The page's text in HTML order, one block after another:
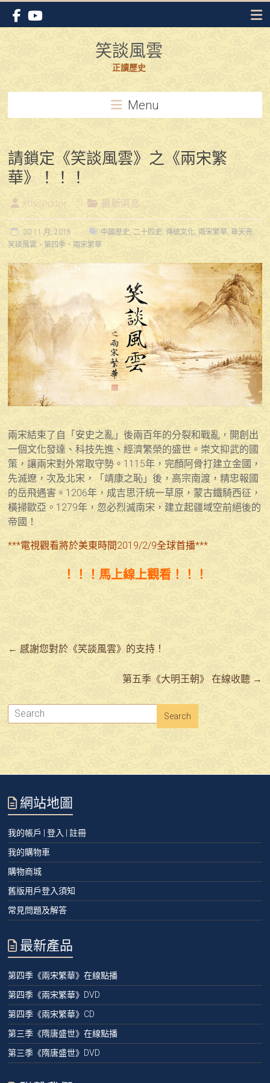
Skip
content
笑談風雲
正讀歷史
Menu
請鎖定《笑談風雲》之《兩宋繁
華》！！！
xtfy_editor 最新消息
30 11 月, 2018 中國歷史,二十四史,傳統文化, 兩宋繁華,章天亮,
笑談風雲、第四季、兩宋繁華
兩宋結束了自「安史之亂」後兩百年的分裂和戰亂，開創出
一個文化發達、科技先進、經濟繁榮的盛世。崇文抑武的國
策，讓兩宋對外常取守勢。1115年，完顏阿骨打建立金國，
先滅遼，次及北宋，「靖康之恥」後，高宗南渡，精忠報國
的岳飛遇害。1206年，成吉思汗統一草原，蒙古鐵騎西征，
橫掃歐亞。1279年，忽必烈滅南宋，建立起疆域空前絕後的
帝國！
***電視觀看將於美東時間2019/2/9全球首播***
！！！馬上線上觀看！！！
← 感謝您對於《笑談風雲》的支持！
第五季《大明王朝》 在線收聽 →
網站地圖
我的帳戶 | 登入 | 註冊
我的購物車
購物商城
舊版用戶登入須知
常見問題及解答
最新產品
第四季《兩宋繁華》在線點播
第四季《兩宋繁華》DVD
第四季《兩宋繁華》CD
第三季《隋唐盛世》在線點播
第三季《隋唐盛世》DVD